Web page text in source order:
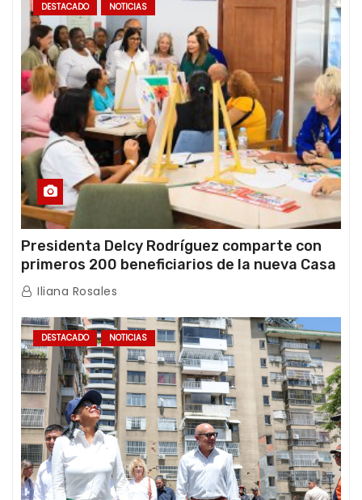
DESTACADO NOTICIAS
Presidenta Delcy Rodríguez comparte con
primeros 200 beneficiarios de la nueva Casa
de los Abuelos “La Primavera” en Caracas
Iliana Rosales
DESTACADO NOTICIAS